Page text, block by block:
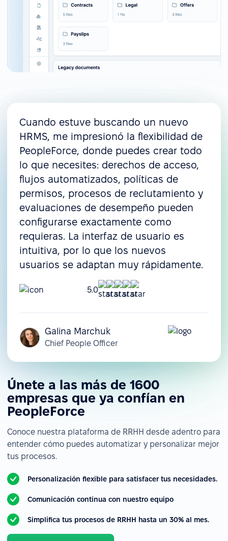
Cuando estuve buscando un nuevo
HRMS, me impresionó la flexibilidad de
PeopleForce, donde puedes crear todo
lo que necesites: derechos de acceso,
flujos automatizados, políticas de
permisos, procesos de reclutamiento y
evaluaciones de desempeño pueden
configurarse exactamente como
requieras. La interfaz de usuario es
intuitiva, por lo que los nuevos
usuarios se adaptan muy rápidamente.
5.0
Galina Marchuk
Chief People Officer
Únete a las más de 1600
empresas que ya confían en
PeopleForce
Conoce nuestra plataforma de RRHH desde adentro para
entender cómo puedes automatizar y personalizar mejor
tus procesos.
Personalización flexible para satisfacer tus necesidades.
Comunicación continua con nuestro equipo
Simplifica tus procesos de RRHH hasta un 30% al mes.